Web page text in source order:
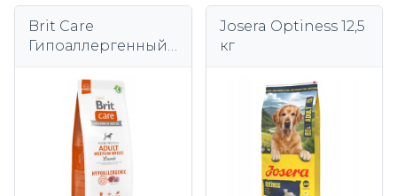
Brit Care
Гипоаллергенный
для ягненка
среднего размера
Josera Optiness 12,5
кг